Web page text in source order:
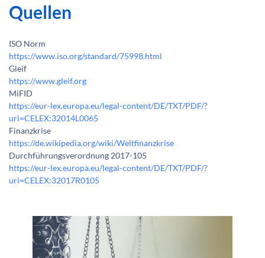
Quellen
ISO Norm
https://www.iso.org/standard/75998.html
Gleif
https://www.gleif.org
MiFID
https://eur-lex.europa.eu/legal-content/DE/TXT/PDF/?
uri=CELEX:32014L0065
Finanzkrise
https://de.wikipedia.org/wiki/Weltfinanzkrise
Durchführungsverordnung 2017-105
https://eur-lex.europa.eu/legal-content/DE/TXT/PDF/?
uri=CELEX:32017R0105